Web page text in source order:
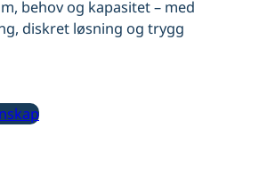
behov og kapasitet – med
diskret løsning og trygg